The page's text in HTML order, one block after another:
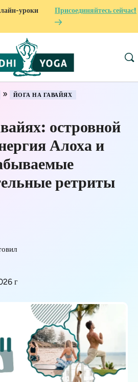
уроки
Присоединяйтесь сейчас!
» ЙОГА НА ГАВАЙЯХ
островной
Алоха и
ретриты
г